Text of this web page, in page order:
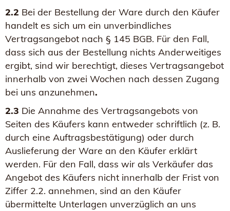
2.2 Bei der Bestellung der Ware durch den Käufer
handelt es sich um ein unverbindliches
Vertragsangebot nach § 145 BGB. Für den Fall,
dass sich aus der Bestellung nichts Anderweitiges
ergibt, sind wir berechtigt, dieses Vertragsangebot
innerhalb von zwei Wochen nach dessen Zugang
bei uns anzunehmen.
2.3 Die Annahme des Vertragsangebots von
Seiten des Käufers kann entweder schriftlich (z. B.
durch eine Auftragsbestätigung) oder durch
Auslieferung der Ware an den Käufer erklärt
werden. Für den Fall, dass wir als Verkäufer das
Angebot des Käufers nicht innerhalb der Frist von
Ziffer 2.2. annehmen, sind an den Käufer
übermittelte Unterlagen unverzüglich an uns